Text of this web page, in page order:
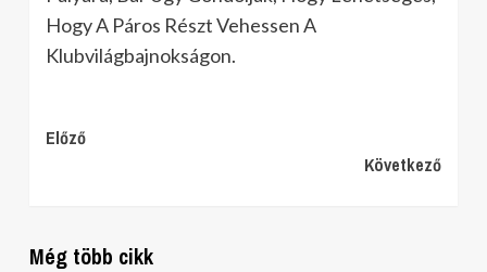
Hogy A Páros Részt Vehessen A
Klubvilágbajnokságon.
Continue
Előző
Következő
Még több cikk